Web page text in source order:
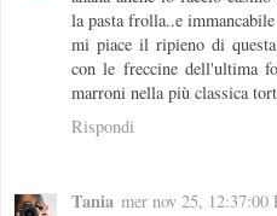
la pasta frolla..e
mi piace il ripieno di questa
con le freccine dell'ultima
marroni nella più classica
Rispondi
Tania mer nov 25, 12:37:00